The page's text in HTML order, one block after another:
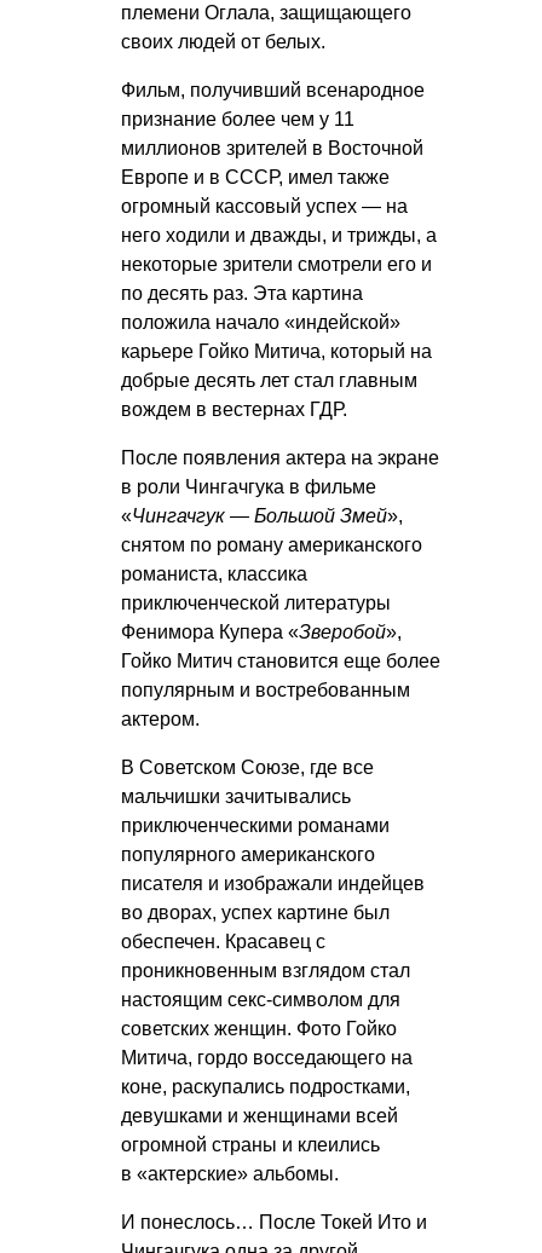
племени Оглала, защищающего
своих людей от белых.
Фильм, получивший всенародное
признание более чем у 11
миллионов зрителей в Восточной
Европе и в СССР, имел также
огромный кассовый успех — на
него ходили и дважды, и трижды, а
некоторые зрители смотрели его и
по десять раз. Эта картина
положила начало «индейской»
карьере Гойко Митича, который на
добрые десять лет стал главным
вождем в вестернах ГДР.
После появления актера на экране
в роли Чингачгука в фильме
«Чингачгук — Большой Змей»,
снятом по роману американского
романиста, классика
приключенческой литературы
Фенимора Купера «Зверобой»,
Гойко Митич становится еще более
популярным и востребованным
актером.
В Советском Союзе, где все
мальчишки зачитывались
приключенческими романами
популярного американского
писателя и изображали индейцев
во дворах, успех картине был
обеспечен. Красавец с
проникновенным взглядом стал
настоящим секс-символом для
советских женщин. Фото Гойко
Митича, гордо восседающего на
коне, раскупались подростками,
девушками и женщинами всей
огромной страны и клеились
в «актерские» альбомы.
И понеслось… После Токей Ито и